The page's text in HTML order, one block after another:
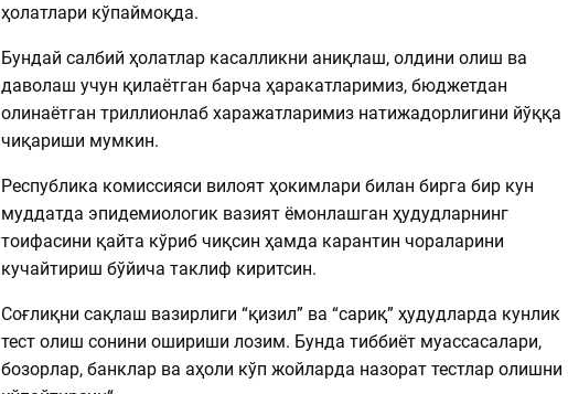
ҳолатлари кўпаймоқда.
Бундай салбий ҳолатлар касалликни аниқлаш, олдини олиш ва
даволаш учун қилаётган барча ҳаракатларимиз, бюджетдан
олинаётган триллионлаб харажатларимиз натижадорлигини йўққа
чиқариши мумкин.
Республика комиссияси вилоят ҳокимлари билан бирга бир кун
муддатда эпидемиологик вазият ёмонлашган ҳудудларнинг
тоифасини қайта кўриб чиқсин ҳамда карантин чораларини
кучайтириш бўйича таклиф киритсин.
Соғлиқни сақлаш вазирлиги “қизил” ва “сариқ” ҳудудларда кунлик
тест олиш сонини ошириши лозим. Бунда тиббиёт муассасалари,
бозорлар, банклар ва аҳоли кўп жойларда назорат тестлар олишни